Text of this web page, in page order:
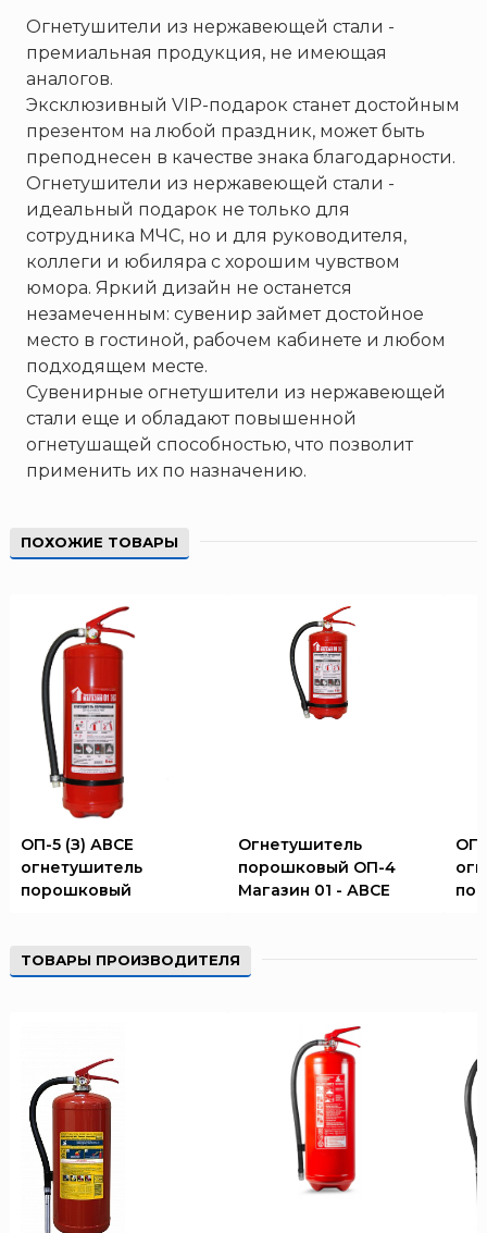
Элемент
Эридан
ЮНИТЕСТ
Ярпожинвест
Огнетушители из нержавеющей стали -
премиальная продукция, не имеющая
аналогов.
Эксклюзивный VIP-подарок станет достойным
презентом на любой праздник, может быть
преподнесен в качестве знака благодарности.
Огнетушители из нержавеющей стали -
идеальный подарок не только для
сотрудника МЧС, но и для руководителя,
коллеги и юбиляра с хорошим чувством
юмора. Яркий дизайн не останется
незамеченным: сувенир займет достойное
место в гостиной, рабочем кабинете и любом
подходящем месте.
Сувенирные огнетушители из нержавеющей
стали еще и обладают повышенной
огнетушащей способностью, что позволит
применить их по назначению.
ПОХОЖИЕ ТОВАРЫ
ОП-5 (З) АВСЕ
огнетушитель
порошковый
Огнетушитель
порошковый ОП-4
Магазин 01 - АВСЕ
ТОВАРЫ ПРОИЗВОДИТЕЛЯ